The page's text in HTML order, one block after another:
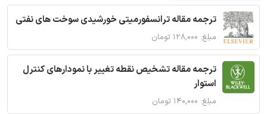
ترجمه مقاله ترانسفورمیتی خورشیدی سوخت های نفتی
مبلغ: ۱۲۸,۰۰۰ تومان
ترجمه مقاله تشخیص نقطه تغییر با نمودارهای کنترل
استوار
مبلغ: ۱۴۰,۰۰۰ تومان